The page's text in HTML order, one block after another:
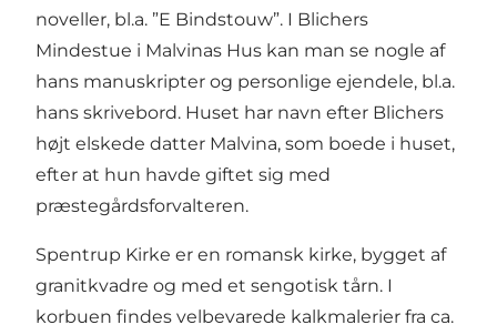
noveller, bl.a. ”E Bindstouw”. I Blichers
Mindestue i Malvinas Hus kan man se nogle af
hans manuskripter og personlige ejendele, bl.a.
hans skrivebord. Huset har navn efter Blichers
højt elskede datter Malvina, som boede i huset,
efter at hun havde giftet sig med
præstegårdsforvalteren.
Spentrup Kirke er en romansk kirke, bygget af
granitkvadre og med et sengotisk tårn. I
korbuen findes velbevarede kalkmalerier fra ca.